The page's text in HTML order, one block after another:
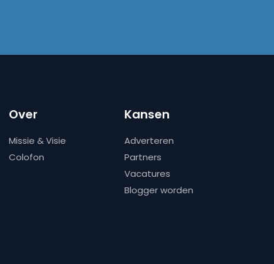
Over
Missie & Visie
Colofon
Kansen
Adverteren
Partners
Vacatures
Blogger worden